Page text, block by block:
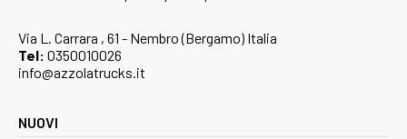
Via L. Carrara , 61 - Nembro (Bergamo) Italia
Tel: 0350010026
info@azzolatrucks.it
NUOVI